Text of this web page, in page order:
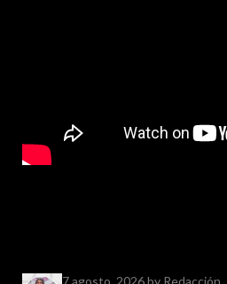
7 agosto, 2026by Redacción